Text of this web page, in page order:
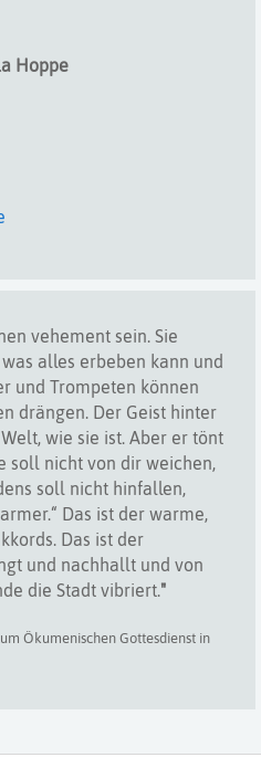
Hoppe
vehement sein. Sie
alles erbeben kann und
und Trompeten können
drängen. Der Geist hinter
wie sie ist. Aber er tönt
soll nicht von dir weichen,
soll nicht hinfallen,
Das ist der warme,
Das ist der
und nachhallt und von
die Stadt vibriert."
Ökumenischen Gottesdienst in